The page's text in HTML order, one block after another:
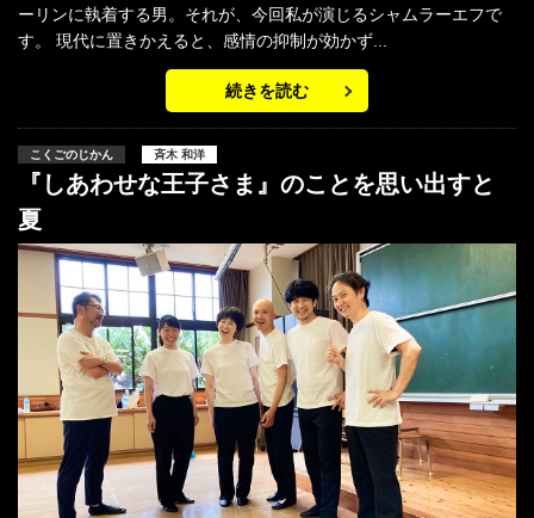
ーリンに執着する男。それが、今回私が演じるシャムラーエフで
す。 現代に置きかえると、感情の抑制が効かず...
続きを読む
こくごのじかん 斉木 和洋
『しあわせな王子さま』のことを思い出すと
夏